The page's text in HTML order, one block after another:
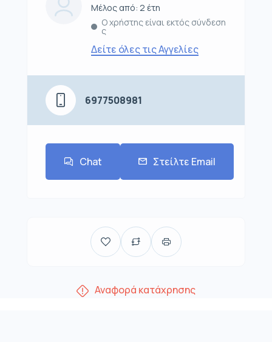
Μέλος από: 2 έτη
Ο χρήστης είναι εκτός σύνδεση
ς
Δείτε όλες τις Αγγελίες
6977508981
Chat Στείλτε Email
Αναφορά κατάχρησης